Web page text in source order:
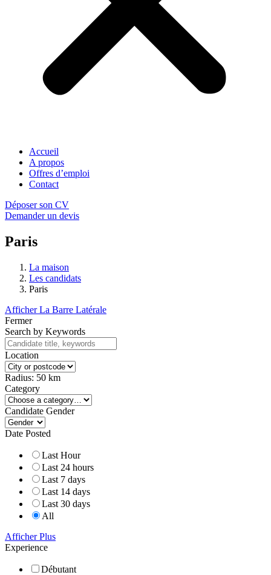
Accueil
A propos
Offres d’emploi
Contact
Déposer son CV
Demander un devis
Paris
La maison
Les candidats
Paris
Afficher La Barre Latérale
Fermer
Search by Keywords
Location
Radius: 50 km
Category
Candidate Gender
Date Posted
Last Hour
Last 24 hours
Last 7 days
Last 14 days
Last 30 days
All
Afficher Plus
Experience
Débutant